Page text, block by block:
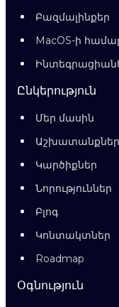
Բազմալինքեր
MacOS-ի
Ընկերություն
Մեր մասին
Աշխատանքներ
Կարծիքներ
Նորություններ
Բլոգ
Կոնտակտներ
Roadmap
Օգնություն